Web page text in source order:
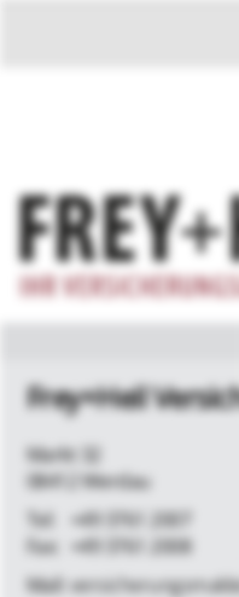
Frey+Heil
Markt 32
08412 Werdau
+49 3761 2007
+49 3761 2008